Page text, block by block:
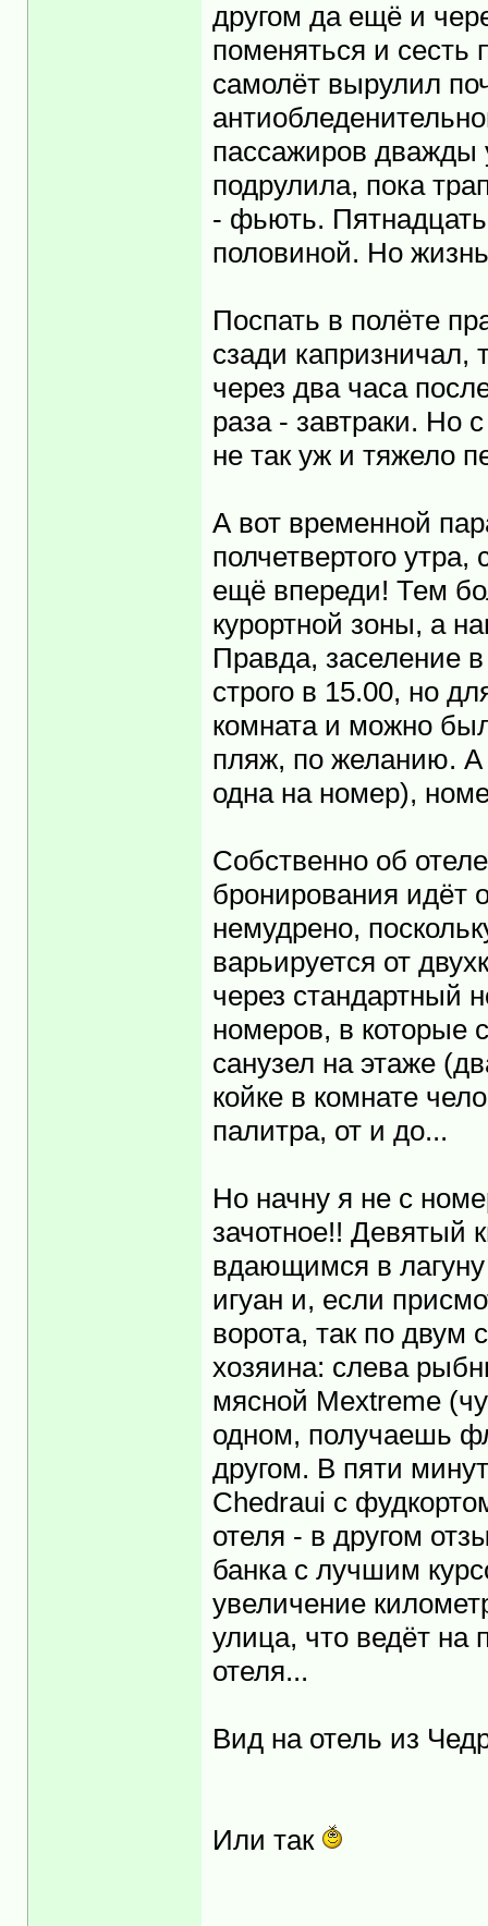
другом да ещё и
поменяться и сесть
самолёт вырулил
пассажиров дважды
подрулила, пока
- фьють.
половиной. Но
Поспать в полёте
сзади капризничал,
через два часа
раза - завтраки. Но
не так уж и тяжело
А вот временной
полчетвертого
ещё впереди! Тем
курортной зоны, а
Правда, заселение
строго в 15.00, но
комната и можно
пляж, по желанию. А
одна на номер),
Собственно об
бронирования идёт
немудрено,
варьируется от
через стандартный
номеров, в которые
санузел на этаже
койке в комнате
палитра, от и до...
Но начну я не с
зачотное!! Девятый
вдающимся в лагуну
игуан и, если
ворота, так по двум
хозяина: слева
мясной Mextreme
одном, получаешь
другом. В пяти
Chedraui с
отеля - в другом
банка с лучшим
увеличение
улица, что ведёт на
отеля...
Вид на отель из
Или так